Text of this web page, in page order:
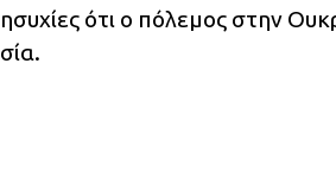
ότι ο πόλεμος στην